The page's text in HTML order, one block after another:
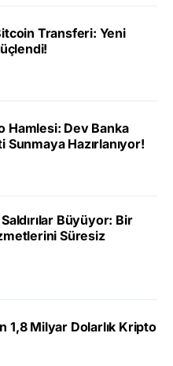
Transferi: Yeni
Hamlesi: Dev Banka
Sunmaya Hazırlanıyor!
Büyüyor: Bir
Süresiz
1,8 Milyar Dolarlık Kripto